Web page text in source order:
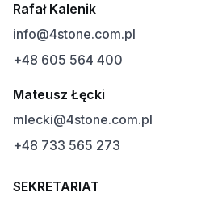
Rafał Kalenik
info@4stone.com.pl
+48 605 564 400
Mateusz Łęcki
mlecki@4stone.com.pl
+48 733 565 273
SEKRETARIAT